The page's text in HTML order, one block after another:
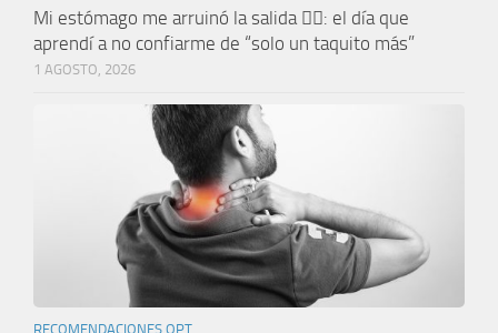
Mi estómago me arruinó la salida 🤦‍♀️: el día que
aprendí a no confiarme de “solo un taquito más”
1 AGOSTO, 2026
RECOMENDACIONES QPT